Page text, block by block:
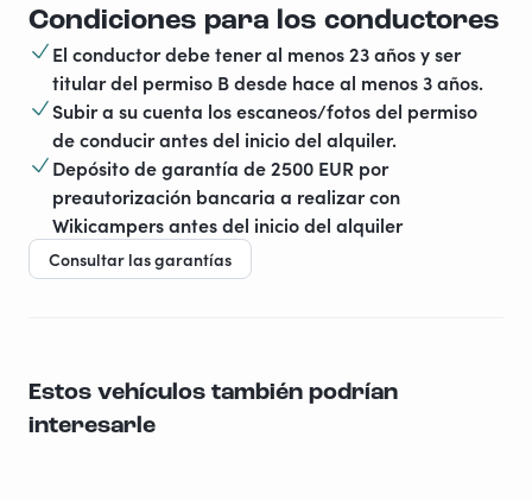
Condiciones para los conductores
El conductor debe tener al menos 23 años y ser
titular del permiso B desde hace al menos 3 años.
Subir a su cuenta los escaneos/fotos del permiso
de conducir antes del inicio del alquiler.
Depósito de garantía de 2500 EUR por
preautorización bancaria a realizar con
Wikicampers antes del inicio del alquiler
Consultar las garantías
Estos vehículos también podrían
interesarle